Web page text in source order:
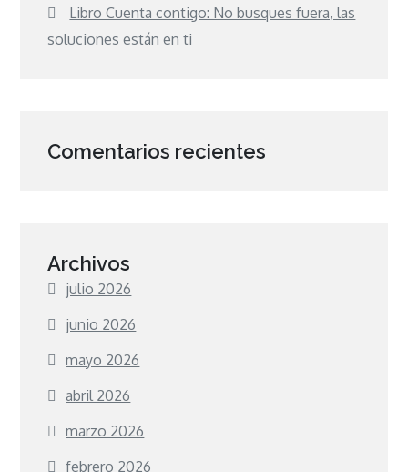
Libro Cuenta contigo: No busques fuera, las
soluciones están en ti
Comentarios recientes
Archivos
julio 2026
junio 2026
mayo 2026
abril 2026
marzo 2026
febrero 2026